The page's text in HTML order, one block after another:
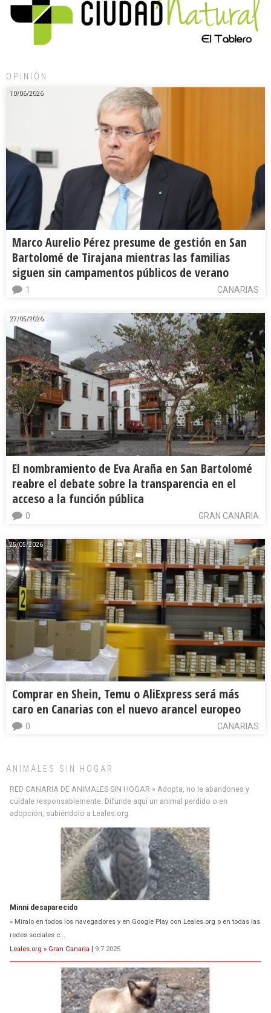
OPINIÓN
10/06/2026
Marco Aurelio Pérez presume de gestión en San
Bartolomé de Tirajana mientras las familias
siguen sin campamentos públicos de verano
CANARIAS
1
27/05/2026
El nombramiento de Eva Araña en San Bartolomé
reabre el debate sobre la transparencia en el
acceso a la función pública
GRAN CANARIA
0
25/05/2026
Comprar en Shein, Temu o AliExpress será más
caro en Canarias con el nuevo arancel europeo
CANARIAS
0
ANIMALES SIN HOGAR
RED CANARIA DE ANIMALES SIN HOGAR » Adopta, no le abandones y
cuídale responsablemente. Difunde aquí un animal perdido o en
adopción, subiéndolo a Leales.org
Minni desaparecido
» Míralo en todos los navegadores y en Google Play con Leales.org o en todas las
redes sociales c...
Leales.org » Gran Canaria | 9.7.2025